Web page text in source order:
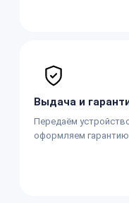
Выдача и
Передаём
оформляем